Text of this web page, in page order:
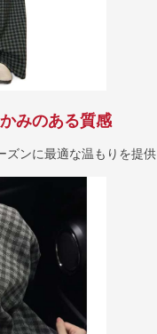
みのある質感
ズンに最適な温もりを提供